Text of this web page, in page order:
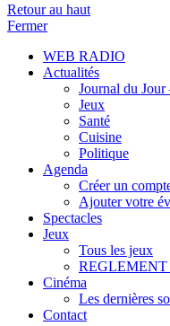
Retour au haut
Fermer
WEB RADIO
Actualités
Journal du Jour
Jeux
Santé
Cuisine
Politique
Agenda
Créer un
Ajouter votre
Spectacles
Jeux
Tous les jeux
Cinéma
Les dernières
Contact